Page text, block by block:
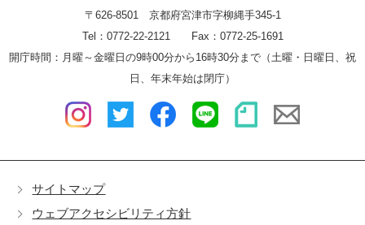
サイトマップ
ウェブアクセシビリティ方針
〒626-8501 京都府宮津市字柳縄手345-1
Tel：0772-22-2121 Fax：0772-25-1691
開庁時間：月曜～金曜日の9時00分から16時30分まで（土曜・日曜日、祝
日、年末年始は閉庁）